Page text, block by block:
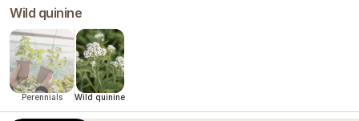
Wild quinine
Perennials Wild quinine